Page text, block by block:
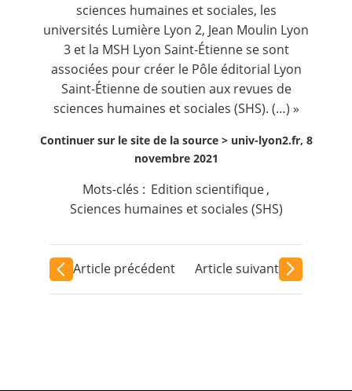
sciences humaines et sociales, les
universités Lumière Lyon 2, Jean Moulin Lyon
3 et la MSH Lyon Saint-Étienne se sont
associées pour créer le Pôle éditorial Lyon
Saint-Étienne de soutien aux revues de
sciences humaines et sociales (SHS). (…) »
Continuer sur le site de la source > univ-lyon2.fr, 8
novembre 2021
Mots-clés : Edition scientifique,
Sciences humaines et sociales (SHS)
Article précédent Article suivant